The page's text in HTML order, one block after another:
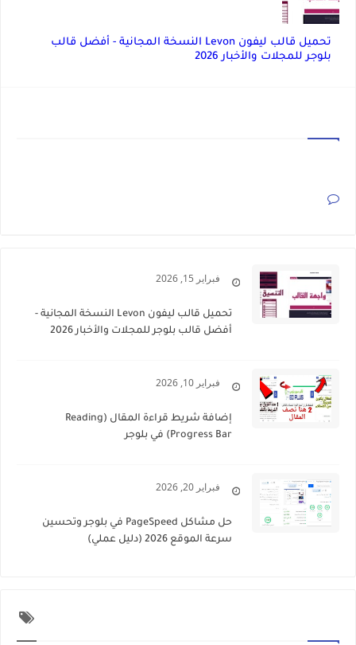
تحميل قالب ليفون Levon النسخة المجانية - أفضل قالب
بلوجر للمجلات والأخبار 2026
فبراير 15, 2026
تحميل قالب ليفون Levon النسخة المجانية -
أفضل قالب بلوجر للمجلات والأخبار 2026
فبراير 10, 2026
إضافة شريط قراءة المقال (Reading
Progress Bar) في بلوجر
فبراير 20, 2026
حل مشاكل PageSpeed في بلوجر وتحسين
سرعة الموقع 2026 (دليل عملي)